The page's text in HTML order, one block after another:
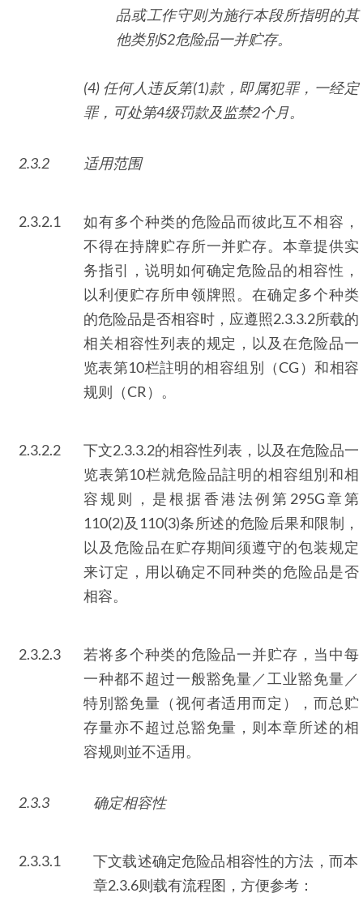
品或工作守则为施行本段所指明的其
他类別S2危险品一并贮存。
(4) 任何人违反第(1)款，即属犯罪，一经定
罪，可处第4级罚款及监禁2个月。
2.3.2 适用范围
2.3.2.1
如有多个种类的危险品而彼此互不相容，
不得在持牌贮存所一并贮存。本章提供实
务指引，说明如何确定危险品的相容性，
以利便贮存所申领牌照。在确定多个种类
的危险品是否相容时，应遵照2.3.3.2所载的
相关相容性列表的规定，以及在危险品一
览表第10栏註明的相容组別（CG）和相容
规则（CR）。
2.3.2.2
下文2.3.3.2的相容性列表，以及在危险品一
览表第10栏就危险品註明的相容组別和相
容规则，是根据香港法例第295G章第
110(2)及110(3)条所述的危险后果和限制，
以及危险品在贮存期间须遵守的包装规定
来订定，用以确定不同种类的危险品是否
相容。
2.3.2.3
若将多个种类的危险品一并贮存，当中每
一种都不超过一般豁免量／工业豁免量／
特別豁免量（视何者适用而定），而总贮
存量亦不超过总豁免量，则本章所述的相
容规则並不适用。
2.3.3 确定相容性
2.3.3.1
下文载述确定危险品相容性的方法，而本
章2.3.6则载有流程图，方便参考：